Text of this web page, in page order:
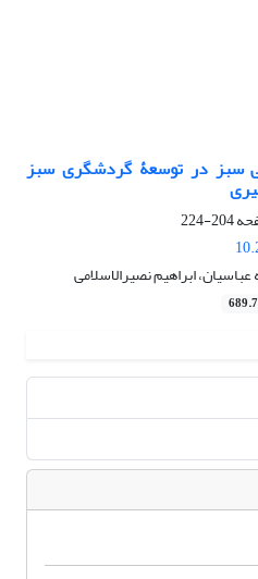
سبز در توسعۀ گردشگری سبز
204-224
ابراهیم نصیرالاسلامی